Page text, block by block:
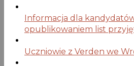
Informacja dla
opublikowaniem list
Uczniowie z Verden we